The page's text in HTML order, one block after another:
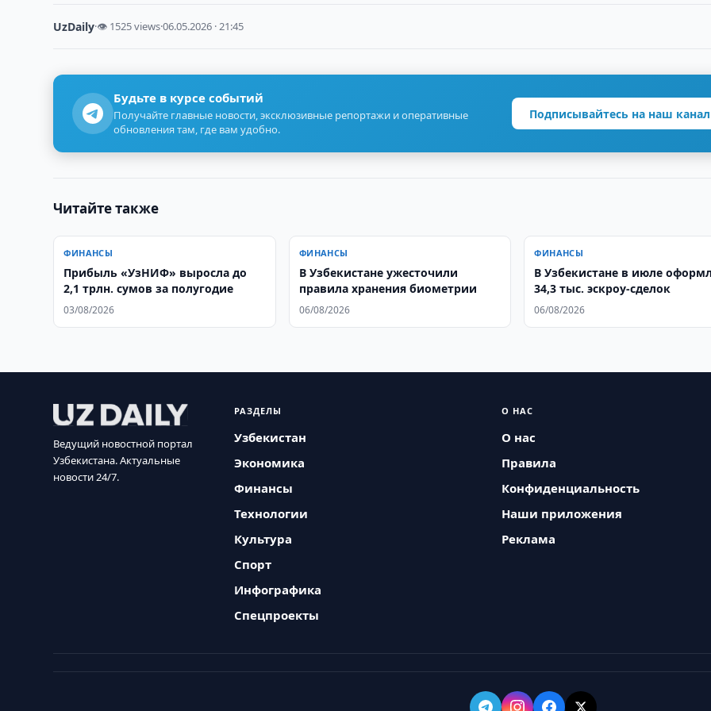
UzDaily·👁 1525 views·06.05.2026 · 21:45
Будьте в курсе событий
Получайте главные новости, эксклюзивные репортажи и оперативные
обновления там, где вам удобно.
Подписывайтесь на наш канал
Читайте также
ФИНАНСЫ
Прибыль «УзНИФ» выросла до
2,1 трлн. сумов за полугодие
03/08/2026
ФИНАНСЫ
В Узбекистане ужесточили
правила хранения биометрии
06/08/2026
ФИНАНСЫ
В Узбекистане в июле
34,3 тыс. эскроу-сделок
06/08/2026
Ведущий новостной портал
Узбекистана. Актуальные
новости 24/7.
РАЗДЕЛЫ
Узбекистан
Экономика
Финансы
Технологии
Культура
Спорт
Инфографика
Спецпроекты
О НАС
О нас
Правила
Конфиденциальность
Наши приложения
Реклама